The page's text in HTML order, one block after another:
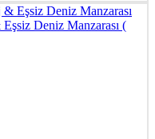
Deniz Manzarası (